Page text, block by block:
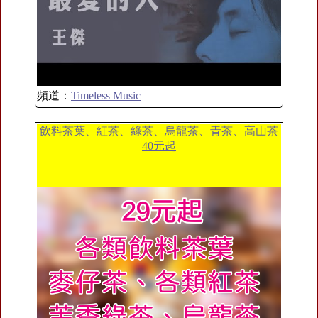
頻道： Timeless Music
飲料茶葉、紅茶、綠茶、烏龍茶、青茶、高山茶
40元起